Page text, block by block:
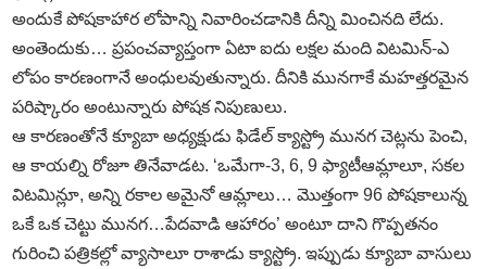
అందుకే పోషకాహార లోపాన్ని నివారించడానికి దీన్ని మించినది లేదు.
అంతెందుకు… ప్రపంచవ్యాప్తంగా ఏటా ఐదు లక్షల మంది విటమిన్‌-ఎ
లోపం కారణంగానే అంధులవుతున్నారు. దీనికి మునగాకే మహత్తరమైన
పరిష్కారం అంటున్నారు పోషక నిపుణులు.
ఆ కారణంతోనే క్యూబా అధ్యక్షుడు ఫిడేల్‌ క్యాస్ట్రో మునగ చెట్లను పెంచి,
ఆ కాయల్ని రోజూ తినేవాడట. ‘ఒమేగా-3, 6, 9 ఫ్యాటీఆమ్లాలూ, సకల
విటమిన్లూ, అన్ని రకాల అమైనో ఆమ్లాలు… మొత్తంగా 96 పోషకాలున్న
ఒకే ఒక చెట్టు మునగ…పేదవాడి ఆహారం’ అంటూ దాని గొప్పతనం
గురించి పత్రికల్లో వ్యాసాలూ రాశాడు క్యాస్ట్రో. ఇప్పుడు క్యూబా వాసులు